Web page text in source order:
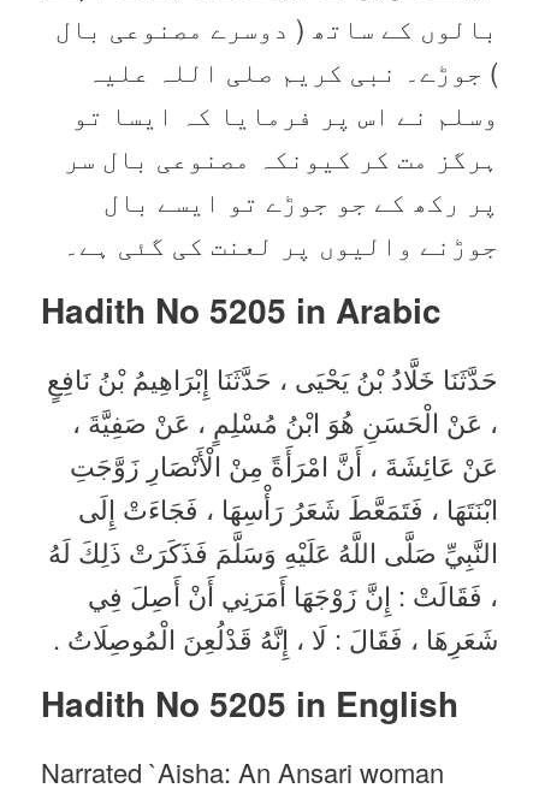
بالوں کے ساتھ ( دوسرے مصنوعی بال
) جوڑے۔ نبی کریم صلی اللہ علیہ
وسلم نے اس پر فرمایا کہ ایسا تو
ہرگز مت کر کیونکہ مصنوعی بال سر
پر رکھ کے جو جوڑے تو ایسے بال
جوڑنے والیوں پر لعنت کی گئی ہے۔
Hadith No 5205 in Arabic
حَدَّثَنَا خَلَّادُ بْنُ يَحْيَى ، حَدَّثَنَا إِبْرَاهِيمُ بْنُ نَافِعٍ
، عَنْ الْحَسَنِ هُوَ ابْنُ مُسْلِمٍ ، عَنْ صَفِيَّةَ ،
عَنْ عَائِشَةَ ، أَنَّ امْرَأَةً مِنْ الْأَنْصَارِ زَوَّجَتِ
ابْنَتَهَا ، فَتَمَعَّطَ شَعَرُ رَأْسِهَا ، فَجَاءَتْ إِلَى
النَّبِيِّ صَلَّى اللَّهُ عَلَيْهِ وَسَلَّمَ فَذَكَرَتْ ذَلِكَ لَهُ
، فَقَالَتْ : إِنَّ زَوْجَهَا أَمَرَنِي أَنْ أَصِلَ فِي
شَعَرِهَا ، فَقَالَ : لَا ، إِنَّهُ قَدْلُعِنَ الْمُوصِلَاتُ .
Hadith No 5205 in English
Narrated `Aisha: An Ansari woman